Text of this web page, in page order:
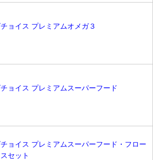
ョイス プレミアムオメガ３
チョイス プレミアムスーパーフード
チョイス プレミアムスーパーフード・フロー
セット